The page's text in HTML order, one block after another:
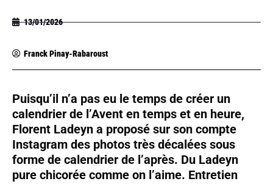
13/01/2026
Franck Pinay-Rabaroust
Puisqu’il n’a pas eu le temps de créer un
calendrier de l’Avent en temps et en heure,
Florent Ladeyn a proposé sur son compte
Instagram des photos très décalées sous
forme de calendrier de l’après. Du Ladeyn
pure chicorée comme on l’aime. Entretien